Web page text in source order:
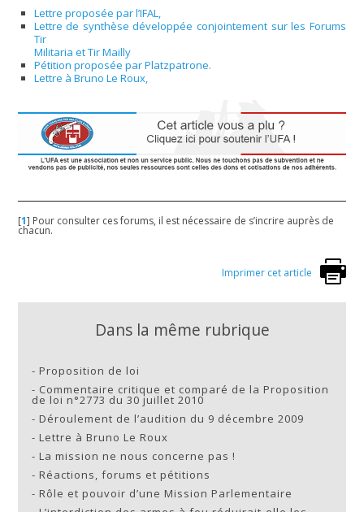
Lettre proposée par l’IFAL,
Lettre de synthèse développée conjointement sur les Forums
Tir
Militaria et Tir Mailly
Pétition proposée par Platzpatrone.
Lettre à Bruno Le Roux,
[1] Pour consulter ces forums, il est nécessaire de s’incrire auprès de
chacun.
Imprimer cet article
Dans la même rubrique
-Proposition de loi
- Commentaire critique et comparé de la Proposition
de loi n°2773 du 30 juillet 2010
-Déroulement de l’audition du 9 décembre 2009
-Lettre à Bruno Le Roux
-La mission ne nous concerne pas !
-Réactions, forums et pétitions
-Rôle et pouvoir d’une Mission Parlementaire